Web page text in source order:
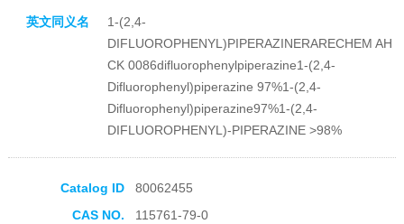
收藏产品
英文同义名
1-(2,4-
DIFLUOROPHENYL)PIPERAZINERARECHEM AH
CK 0086difluorophenylpiperazine1-(2,4-
Difluorophenyl)piperazine 97%1-(2,4-
Difluorophenyl)piperazine97%1-(2,4-
DIFLUOROPHENYL)-PIPERAZINE >98%
Catalog ID
80062455
CAS NO.
115761-79-0